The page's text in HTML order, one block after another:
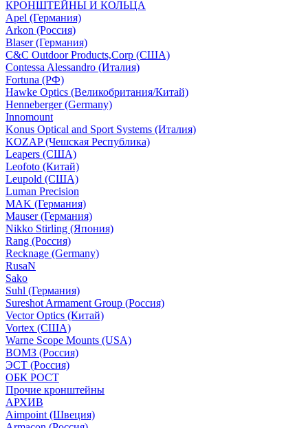
КРОНШТЕЙНЫ И КОЛЬЦА
Apel (Германия)
Arkon (Россия)
Blaser (Германия)
C&C Outdoor Products,Corp (США)
Contessa Alessandro (Италия)
Fortuna (РФ)
Hawke Optics (Великобритания/Китай)
Henneberger (Germany)
Innomount
Konus Optical and Sport Systems (Италия)
KOZAP (Чешская Республика)
Leapers (США)
Leofoto (Китай)
Leupold (США)
Luman Precision
MAK (Германия)
Mauser (Германия)
Nikko Stirling (Япония)
Rang (Россия)
Recknage (Germany)
RusaN
Sako
Suhl (Германия)
Sureshot Armament Group (Россия)
Vector Optics (Китай)
Vortex (США)
Warne Scope Mounts (USA)
ВОМЗ (Россия)
ЭСТ (Россия)
ОБК РОСТ
Прочие кронштейны
АРХИВ
Aimpoint (Швеция)